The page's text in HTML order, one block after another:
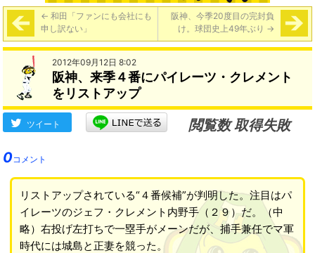
← 和田「ファンにも会社にも
申し訳ない」
阪神、今季20度目の完封負
け。球団史上49年ぶり →
2012年09月12日 8:02
阪神、来季４番にパイレーツ・クレメント
をリストアップ
ツイート
閲覧数 取得失敗
0コメント
リストアップされている“４番候補”が判明した。注目はパ
イレーツのジェフ・クレメント内野手（２９）だ。（中
略）右投げ左打ちで一塁手がメーンだが、捕手兼任でマ軍
時代には城島と正妻を競った。